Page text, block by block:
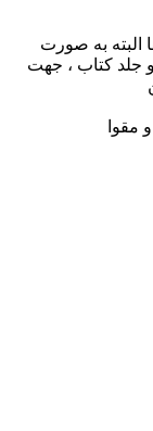
البته به صورت
جلد كتاب ، جهت
مقوا